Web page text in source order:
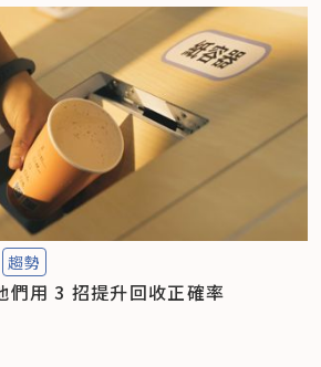
趨勢
們用 3 招提升回收正確率